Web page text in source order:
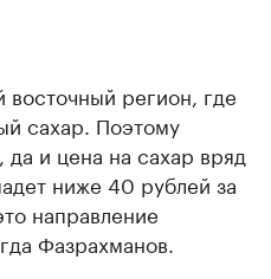
регион, где
сахар. Поэтому
да и цена на сахар вряд
ниже 40 рублей за
направление
Фазрахманов.